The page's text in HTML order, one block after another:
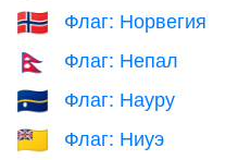
🇳🇴 Флаг: Норвегия
🇳🇵 Флаг: Непал
🇳🇷 Флаг: Науру
🇳🇺 Флаг: Ниуэ